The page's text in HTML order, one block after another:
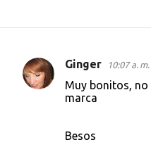
C
Ginger 10:07 a. m.
Muy bonitos,
marca
Besos